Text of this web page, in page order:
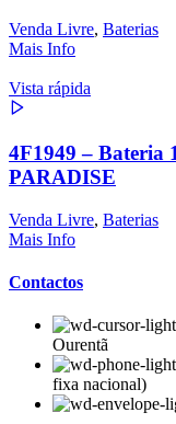
Venda Livre, Baterias
Mais Info
Vista rápida
4F1949 –
PARADISE
Venda Livre, Baterias
Mais Info
Contactos
Ourentã​
fixa nacional)